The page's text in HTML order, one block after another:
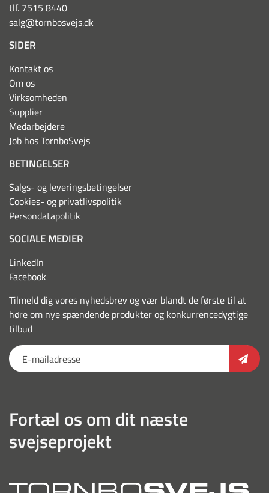
tlf. 7515 8440
salg@tornbosvejs.dk
SIDER
Kontakt os
Om os
Virksomheden
Supplier
Medarbejdere
Job hos TornboSvejs
BETINGELSER
Salgs- og leveringsbetingelser
Cookies- og privatlivspolitik
Persondatapolitik
SOCIALE MEDIER
LinkedIn
Facebook
Tilmeld dig vores nyhedsbrev og vær blandt de første til at
høre om nye spændende produkter og konkurrencedygtige
tilbud
Fortæl os om dit næste
svejseprojekt